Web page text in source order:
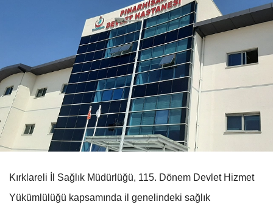
Kırklareli İl Sağlık Müdürlüğü, 115. Dönem Devlet Hizmet
Yükümlülüğü kapsamında il genelindeki sağlık